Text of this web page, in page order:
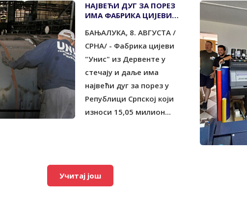
НАЈВЕЋИ ДУГ ЗА ПОРЕЗ
ИМА ФАБРИКА ЦИЈЕВИ
СТЕЧАЈУ
БАЊАЛУКА, 8. АВГУСТА /
СРНА/ - Фабрика цијеви
"Унис" из Дервенте у
стечају и даље има
највећи дуг за порез у
Републици Српској који
износи 15,05 милион...
Учитај још